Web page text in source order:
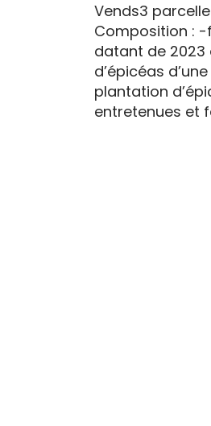
Vends3
Composition : -
datant de 2023
d’épicéas
plantation
entretenues et